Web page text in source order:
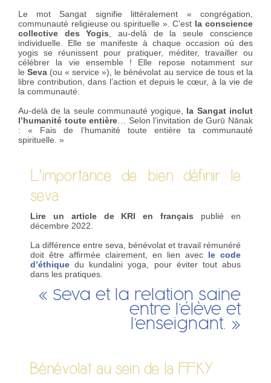
Le mot Sangat signifie littéralement « congrégation,
communauté religieuse ou spirituelle ». C’est la conscience
collective des Yogis , au-delà de la seule conscience
individuelle. Elle se manifeste à chaque occasion où des
yogis se réunissent pour pratiquer, méditer, travailler ou
célébrer la vie ensemble ! Elle repose notamment sur
le Seva (ou « service »), le bénévolat au service de tous et la
libre contribution, dans l’action et depuis le cœur, à la vie de
la communauté.
Au-delà de la seule communauté yogique, la Sangat inclut
l’humanité toute entière … Selon l’invitation de Gurū Nānak
: « Fais de l’humanité toute entière ta communauté
spirituelle. »
L’importance de bien définir le
seva
Lire un article de KRI en français publié en
décembre 2022.
La différence entre seva, bénévolat et travail rémunéré
doit être affirmée clairement, en lien avec le code
d’éthique du kundalini yoga, pour éviter tout abus
dans les pratiques.
« Seva et la relation saine
entre l’élève et
l’enseignant. »
Bénévolat au sein de la FFKY